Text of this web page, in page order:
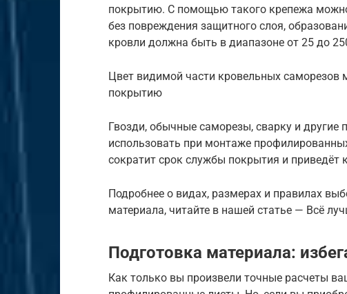
покрытию. С помощью такого крепежа
без повреждения защитного слоя,
кровли должна быть в диапазоне от 25 до
Цвет видимой части кровельных саморезов
покрытию
Гвозди, обычные саморезы, сварку и другие
использовать при монтаже
сократит срок службы покрытия и приведёт
Подробнее о видах, размерах и правилах
материала, читайте в нашей статье — Всё
Подготовка материала:
Как только вы произвели точные расчеты